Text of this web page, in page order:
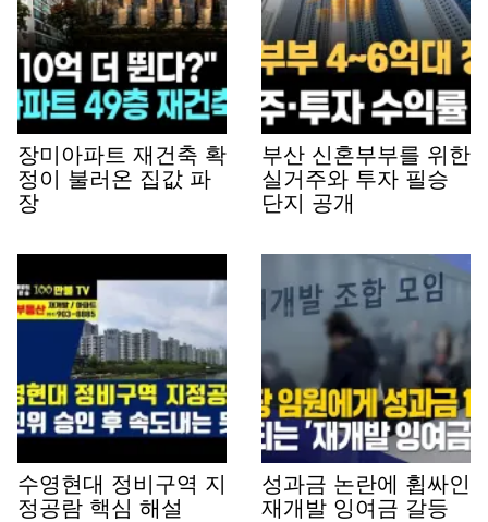
장미아파트 재건축 확
정이 불러온 집값 파
장
부산 신혼부부를 위한
실거주와 투자 필승
단지 공개
수영현대 정비구역 지
정공람 핵심 해설
성과금 논란에 휩싸인
재개발 잉여금 갈등